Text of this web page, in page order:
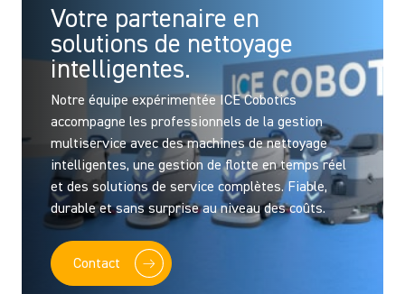
Votre partenaire en
solutions de nettoyage
intelligentes.
Notre équipe expérimentée ICE Cobotics
accompagne les professionnels de la gestion
multiservice avec des machines de nettoyage
intelligentes, une gestion de flotte en temps réel
et des solutions de service complètes. Fiable,
durable et sans surprise au niveau des coûts.
Contact